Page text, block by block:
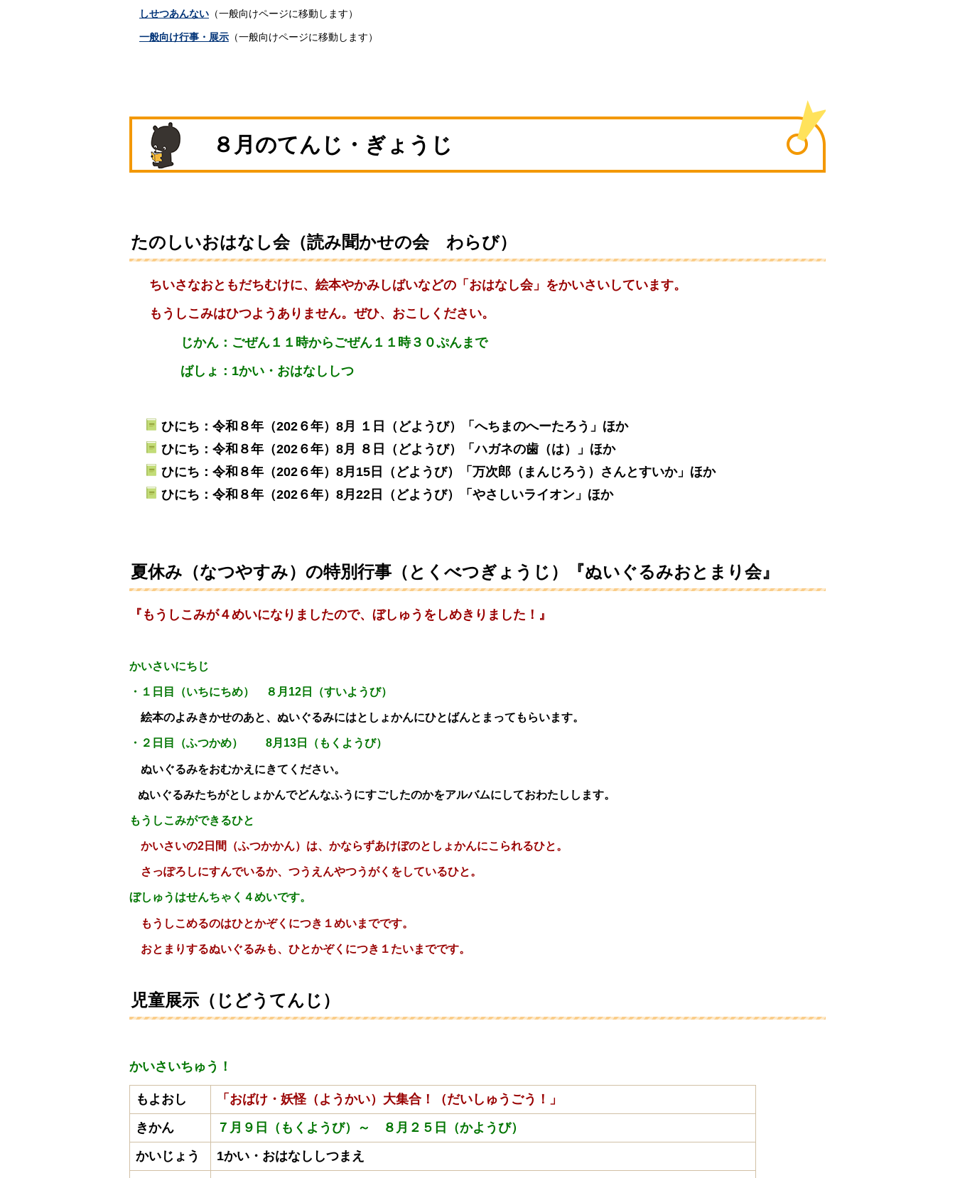
しせつあんない （一般向けページに移動します）
一般向け行事・展示 （一般向けページに移動します）
８月のてんじ・ぎょうじ
たのしいおはなし会（読み聞かせの会 わらび）
ちいさなおともだちむけに、絵本やかみしばいなどの「おはなし会」をかいさいしています。
もうしこみはひつようありません。ぜひ、おこしください。
じかん ：ごぜん１１時からごぜん１１時３０ぷんまで
ばしょ：1かい・おはなししつ
ひにち：令和８年（202６年）8月 １日（どようび）「へちまのへーたろう」ほか
ひにち：令和８年（202６年）8月 ８日（どようび）「ハガネの歯（は）」ほか
ひにち：令和８年（202６年）8月15日（どようび）「万次郎（まんじろう）さんとすいか」ほか
ひにち：令和８年（202６年）8月22日（どようび）「やさしいライオン」ほか
夏休み（なつやすみ）の特別行事（とくべつぎょうじ）『ぬいぐるみおとまり会』
『もうしこみが４めいになりましたので、ぼしゅうをしめきりました！』
かいさいにちじ
・１日目（いちにちめ） ８月12日（すいようび）
絵本のよみきかせのあと、ぬいぐるみにはとしょかんにひとばんとまってもらいます。
・２日目（ふつかめ） 8月13日（もくようび）
ぬいぐるみをおむかえにきてください。
ぬいぐるみたちがとしょかんでどんなふうにすごしたのかをアルバムにしておわたしします。
もうしこみができるひと
かいさいの2日間（ふつかかん）は、かならずあけぼのとしょかんにこられるひと。
さっぽろしにすんでいるか、つうえんやつうがくをしているひと。
ぼしゅうはせんちゃく４めいです。
もうしこめるのはひとかぞくにつき１めいまでです。
おとまりするぬいぐるみも、ひとかぞくにつき１たいまでです。
児童展示（じどうてんじ）
かいさいちゅう！
もよおし
「おばけ・妖怪（ようかい）大集合！（だいしゅうごう！」
きかん
７月９日（もくようび）～ ８月２５日（かようび）
かいじょう
1かい・おはなししつまえ